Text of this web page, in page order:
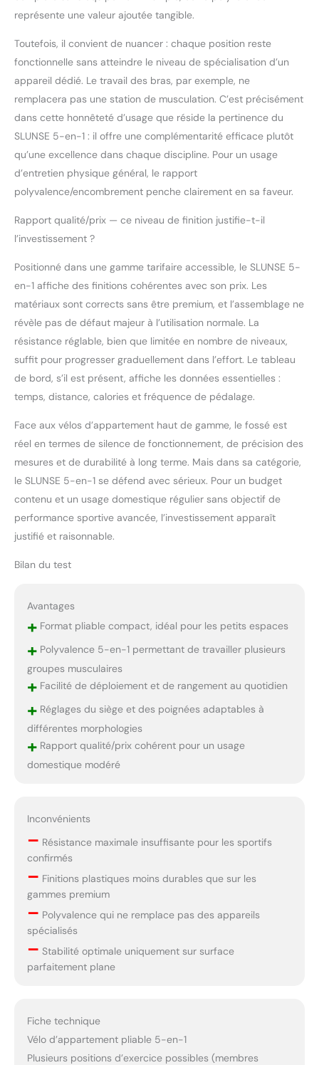
représente une valeur ajoutée tangible.
Toutefois, il convient de nuancer : chaque position reste
fonctionnelle sans atteindre le niveau de spécialisation d’un
appareil dédié. Le travail des bras, par exemple, ne
remplacera pas une station de musculation. C’est précisément
dans cette honnêteté d’usage que réside la pertinence du
SLUNSE 5-en-1 : il offre une complémentarité efficace plutôt
qu’une excellence dans chaque discipline. Pour un usage
d’entretien physique général, le rapport
polyvalence/encombrement penche clairement en sa faveur.
Rapport qualité/prix — ce niveau de finition justifie-t-il
l’investissement ?
Positionné dans une gamme tarifaire accessible, le SLUNSE 5-
en-1 affiche des finitions cohérentes avec son prix. Les
matériaux sont corrects sans être premium, et l’assemblage ne
révèle pas de défaut majeur à l’utilisation normale. La
résistance réglable, bien que limitée en nombre de niveaux,
suffit pour progresser graduellement dans l’effort. Le tableau
de bord, s’il est présent, affiche les données essentielles :
temps, distance, calories et fréquence de pédalage.
Face aux vélos d’appartement haut de gamme, le fossé est
réel en termes de silence de fonctionnement, de précision des
mesures et de durabilité à long terme. Mais dans sa catégorie,
le SLUNSE 5-en-1 se défend avec sérieux. Pour un budget
contenu et un usage domestique régulier sans objectif de
performance sportive avancée, l’investissement apparaît
justifié et raisonnable.
Bilan du test
Avantages
+Format pliable compact, idéal pour les petits espaces
+Polyvalence 5-en-1 permettant de travailler plusieurs
groupes musculaires
+Facilité de déploiement et de rangement au quotidien
+Réglages du siège et des poignées adaptables à
différentes morphologies
+Rapport qualité/prix cohérent pour un usage
domestique modéré
Inconvénients
– Résistance maximale insuffisante pour les sportifs
confirmés
– Finitions plastiques moins durables que sur les
gammes premium
– Polyvalence qui ne remplace pas des appareils
spécialisés
– Stabilité optimale uniquement sur surface
parfaitement plane
Fiche technique
Vélo d’appartement pliable 5-en-1
Plusieurs positions d’exercice possibles (membres